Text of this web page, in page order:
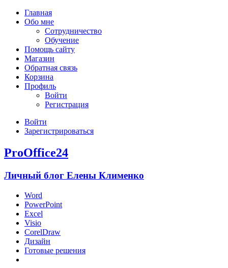
Главная
Обо мне
Сотрудничество
Обучение
Помощь сайту
Магазин
Обратная связь
Корзина
Профиль
Войти
Регистрация
Войти
Зарегистрироваться
ProOffice24
Личный блог Елены Клименко
Word
PowerPoint
Excel
Visio
CorelDraw
Дизайн
Готовые решения